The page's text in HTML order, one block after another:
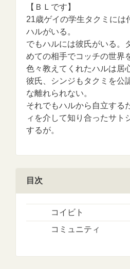
【ＢＬです】
21歳ゲイの学生タクミには
ハルがいる。
でもハルには彼氏がいる。
めての相手でコッチの世界
色々教えてくれたハルは居
彼氏、シンジもタクミを公
な離れられない。
それでもハルから自立する
ィを介して知り合ったサト
するが。
目次
コイビト
コミュニティ